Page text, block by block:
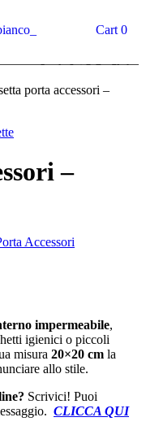
Cart 0
porta accessori –
–
Accessori
impermeabile,
igienici o piccoli
misura 20×20 cm la
allo stile.
Scrivici! Puoi
CLICCA QUI